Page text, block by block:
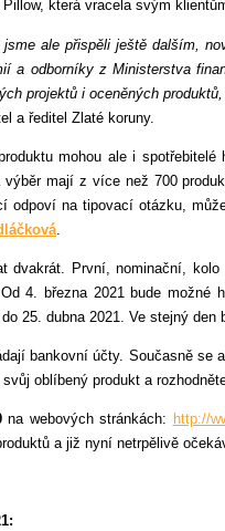
která vracela svým
ale přispěli ještě dalším,
a odborníky z Ministerstva
projektů i oceněných
a ředitel Zlaté koruny.
mohou ale i spotřebitelé
mají z více než 700
odpoví na tipovací otázku,
dvakrát. První, nominační,
4. března 2021 bude
25. dubna 2021. Ve stejný den
bankovní účty. Současně
oblíbený produkt a
na webových stránkách: http://
a již nyní netrpělivě